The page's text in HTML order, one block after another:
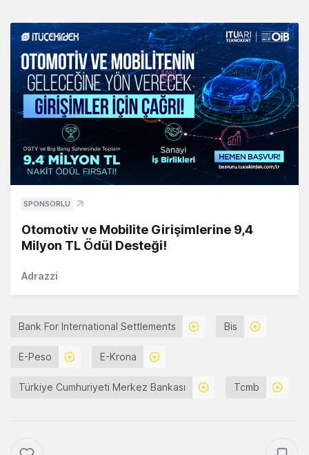
SPONSORLU
Otomotiv ve Mobilite Girişimlerine 9,4
Milyon TL Ödül Desteği!
Adrazzi
Bank For International Settlements Bis
E-Peso E-Krona
Türkiye Cumhuriyeti Merkez Bankası Tcmb